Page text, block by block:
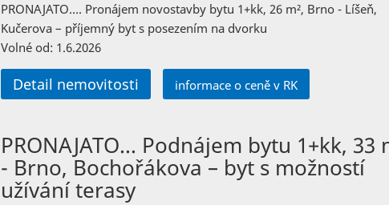
PRONAJATO…. Pronájem novostavby bytu 1+kk, 26 m², Brno - Líšeň,
Kučerova – příjemný byt s posezením na dvorku
Volné od: 1.6.2026
Detail nemovitosti informace o ceně v RK
PRONAJATO… Podnájem bytu 1+kk, 33
- Brno, Bochořákova – byt s možností
užívání terasy